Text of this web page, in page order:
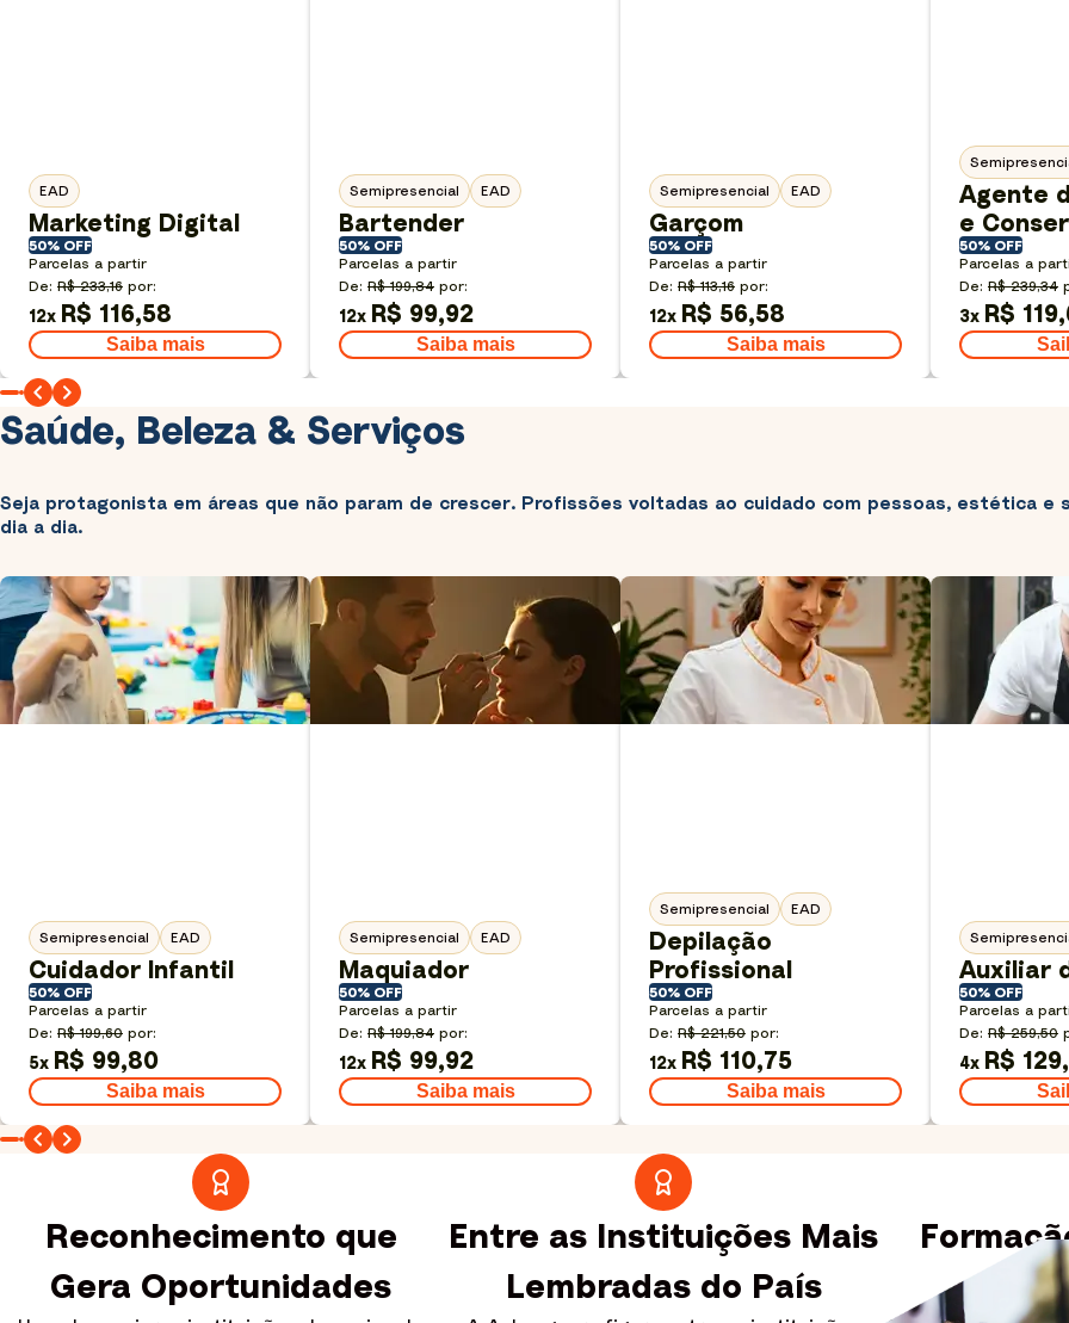
EAD
Marketing Digital
50% OFF
Parcelas a partir
De: R$ 233,16 por:
12x R$ 116,58
Saiba mais
Semipresencial EAD
Bartender
50% OFF
Parcelas a partir
De: R$ 199,84 por:
12x R$ 99,92
Saiba mais
Semipresencial EAD
Garçom
50% OFF
Parcelas a partir
De: R$ 113,16 por:
12x R$ 56,58
Saiba mais
Agente
e
50% OFF
Parcelas a
De: R$ 239,34
3x R$
Saúde, Beleza & Serviços
Seja protagonista em áreas que não param de crescer. Profissões voltadas ao cuidado com pessoas, estética e
dia a dia.
Semipresencial EAD
Cuidador Infantil
50% OFF
Parcelas a partir
De: R$ 199,60 por:
5x R$ 99,80
Saiba mais
Semipresencial EAD
Maquiador
50% OFF
Parcelas a partir
De: R$ 199,84 por:
12x R$ 99,92
Saiba mais
Semipresencial EAD
Depilação
Profissional
50% OFF
Parcelas a partir
De: R$ 221,50 por:
12x R$ 110,75
Saiba mais
Auxiliar
50% OFF
Parcelas a
De: R$ 259,50
4x R$
Reconhecimento que
Gera Oportunidades
Entre as Instituições Mais
Lembradas do País